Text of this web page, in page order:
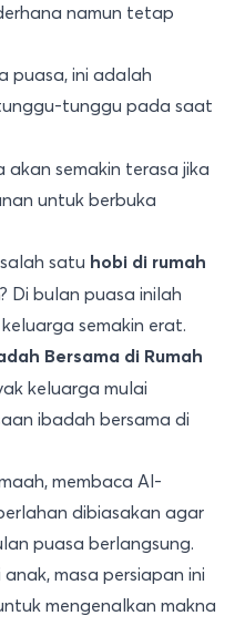
namun tetap
puasa, ini adalah
tunggu pada saat
semakin terasa jika
untuk berbuka
satu hobi di rumah
Di bulan puasa inilah
semakin erat.
Bersama di Rumah
keluarga mulai
ibadah bersama di
membaca Al-
dibiasakan agar
puasa berlangsung.
masa persiapan ini
mengenalkan makna